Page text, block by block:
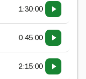
1:30:00
0:45:00
2:15:00